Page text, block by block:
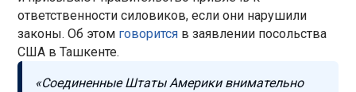
ответственности силовиков, если они нарушили
законы. Об этом говорится в заявлении посольства
США в Ташкенте.
«Соединенные Штаты Америки внимательно